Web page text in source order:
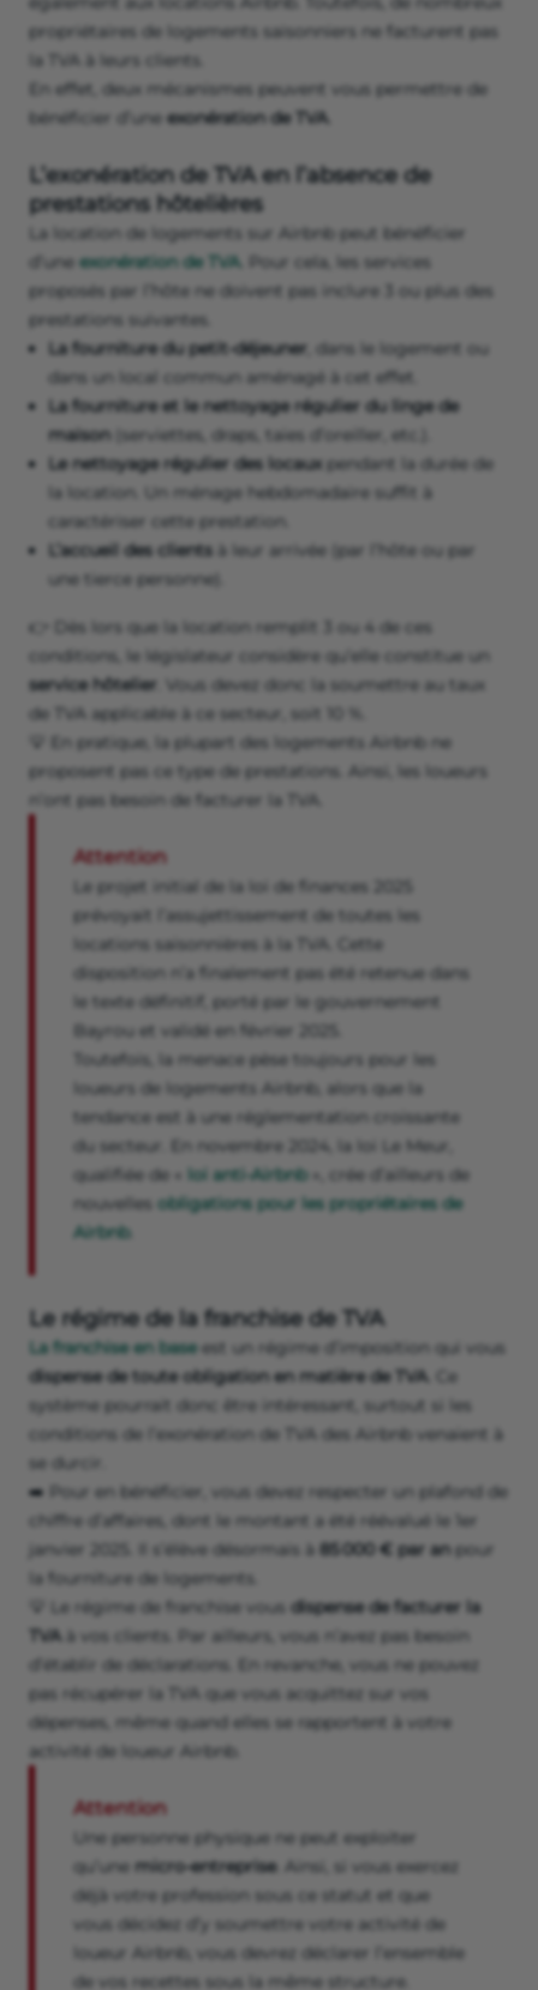
propriétaires de logements saisonniers ne facturent pas
la TVA à leurs clients.
En effet, deux mécanismes peuvent vous permettre de
bénéficier d’une exonération de TVA.
L’exonération de TVA en l’absence de
prestations hôtelières
La location de logements sur Airbnb peut bénéficier
d’uneexonération de TVA. Pour cela, les services
proposés par l’hôte ne doivent pas inclure 3 ou plus des
prestations suivantes.
La fourniture du petit-déjeuner , dans le logement ou
dans un local commun aménagé à cet effet.
La fourniture et le nettoyage régulier du linge de
maison (serviettes, draps, taies d’oreiller, etc.).
Le nettoyage régulier des locaux pendant la durée de
la location. Un ménage hebdomadaire suffit à
caractériser cette prestation.
L’accueil des clients à leur arrivée (par l’hôte ou par
une tierce personne).
👉 Dès lors que la location remplit 3 ou 4 de ces
conditions, le législateur considère qu’elle constitue un
service hôtelier . Vous devez donc la soumettre au taux
de TVA applicable à ce secteur, soit 10 %.
💡 En pratique, la plupart des logements Airbnb ne
proposent pas ce type de prestations. Ainsi, les loueurs
n’ont pas besoin de facturer la TVA.
Attention
Le projet initial de la loi de finances 2025
prévoyait l’assujettissement de toutes les
locations saisonnières à la TVA. Cette
disposition n’a finalement pas été retenue dans
le texte définitif, porté par le gouvernement
Bayrou et validé en février 2025.
Toutefois, la menace pèse toujours pour les
loueurs de logements Airbnb, alors que la
tendance est à une réglementation croissante
du secteur. En novembre 2024, la loi Le Meur,
qualifiée de « loi anti-Airbnb», crée d’ailleurs de
nouvelles obligations pour les propriétaires de
Airbnb.
Le régime de la franchise de TVA
La franchise en baseest un régime d’imposition qui vous
dispense de toute obligation en matière de TVA. Ce
système pourrait donc être intéressant, surtout si les
conditions de l’exonération de TVA des Airbnb venaient à
se durcir.
➡️ Pour en bénéficier, vous devez respecter un plafond de
chiffre d’affaires, dont le montant a été réévalué le 1er
janvier 2025. Il s’élève désormais à 85 000 € par an pour
la fourniture de logements.
💡 Le régime de franchise vous dispense de facturer la
TVA à vos clients. Par ailleurs, vous n’avez pas besoin
d’établir de déclarations. En revanche, vous ne pouvez
pas récupérer la TVA que vous acquittez sur vos
dépenses, même quand elles se rapportent à votre
activité de loueur Airbnb.
Attention
Une personne physique ne peut exploiter
qu’une micro-entreprise. Ainsi, si vous exercez
déjà votre profession sous ce statut et que
vous décidez d’y soumettre votre activité de
loueur Airbnb, vous devrez déclarer l’ensemble
de vos recettes sous la même structure.